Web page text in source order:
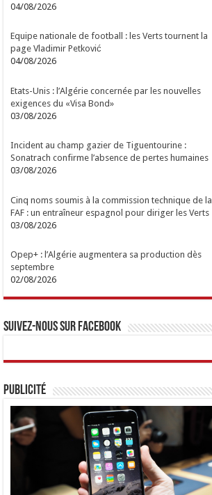
04/08/2026
Equipe nationale de football : les Verts tournent la
page Vladimir Petković
04/08/2026
Etats-Unis : l’Algérie concernée par les nouvelles
exigences du «Visa Bond»
03/08/2026
Incident au champ gazier de Tiguentourine :
Sonatrach confirme l’absence de pertes humaines
03/08/2026
Cinq noms soumis à la commission technique de la
FAF : un entraîneur espagnol pour diriger les Verts
03/08/2026
Opep+ : l’Algérie augmentera sa production dès
septembre
02/08/2026
Suivez-nous sur Facebook
Publicité